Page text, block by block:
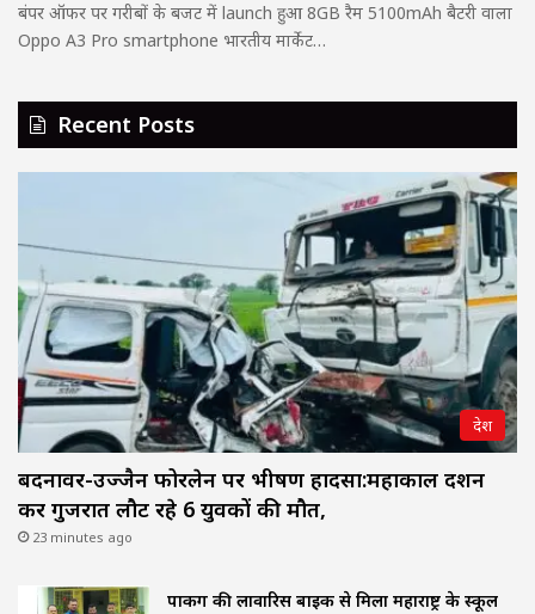
बंपर ऑफर पर गरीबों के बजट में launch हुआ 8GB रैम 5100mAh बैटरी वाला
Oppo A3 Pro smartphone भारतीय मार्केट…
Recent Posts
देश
बदनावर-उज्जैन फोरलेन पर भीषण हादसा:महाकाल दर्शन
कर गुजरात लौट रहे 6 युवकों की मौत,
23 minutes ago
पार्किंग की लावारिस बाइक से मिला महाराष्ट्र के स्कूल